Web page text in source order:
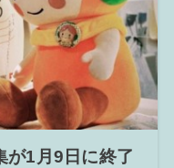
が1月9日に終了